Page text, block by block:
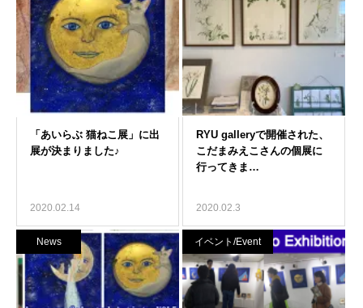
2020.02.14 2020.02.3
News イベント/Event